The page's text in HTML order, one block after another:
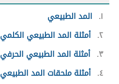
١
المد الطبيعي
٢ أمثلة المد الطبيعي الكلمي
٣ أمثلة المد الطبيعي الحرفي
٤ أمثلة ملحقات المد الطبيعي